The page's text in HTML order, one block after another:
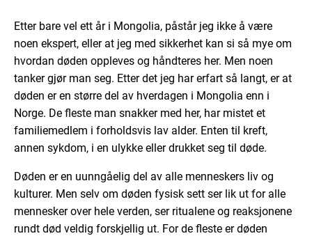
Etter bare vel ett år i Mongolia, påstår jeg ikke å være
noen ekspert, eller at jeg med sikkerhet kan si så mye om
hvordan døden oppleves og håndteres her. Men noen
tanker gjør man seg. Etter det jeg har erfart så langt, er at
døden er en større del av hverdagen i Mongolia enn i
Norge. De fleste man snakker med her, har mistet et
familiemedlem i forholdsvis lav alder. Enten til kreft,
annen sykdom, i en ulykke eller drukket seg til døde.
Døden er en uunngåelig del av alle menneskers liv og
kulturer. Men selv om døden fysisk sett ser lik ut for alle
mennesker over hele verden, ser ritualene og reaksjonene
rundt død veldig forskjellig ut. For de fleste er døden